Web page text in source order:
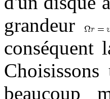
grandeur
conséquent
beaucoup